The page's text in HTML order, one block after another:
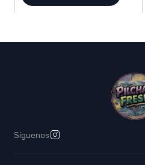
Síguenos